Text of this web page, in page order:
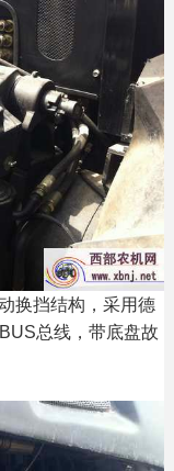
换挡结构，采用德
总线，带底盘故